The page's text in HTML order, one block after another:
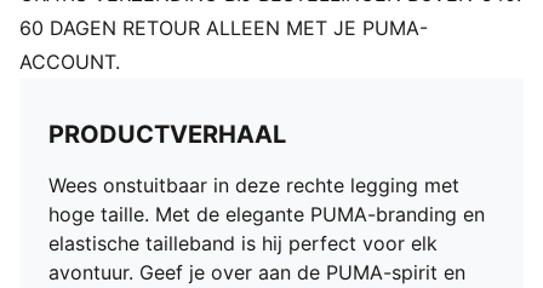
60 DAGEN RETOUR ALLEEN MET JE PUMA-
ACCOUNT.
PRODUCTVERHAAL
Wees onstuitbaar in deze rechte legging met
hoge taille. Met de elegante PUMA-branding en
elastische tailleband is hij perfect voor elk
avontuur. Geef je over aan de PUMA-spirit en